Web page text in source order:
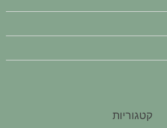
קטגוריות